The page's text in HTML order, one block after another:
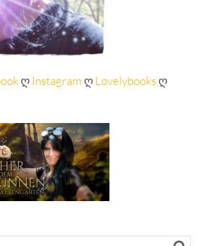
ღ InstagramღLovelybooksღ